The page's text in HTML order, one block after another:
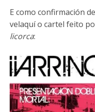
E como confirmación
velaquí o cartel feito
licorca: